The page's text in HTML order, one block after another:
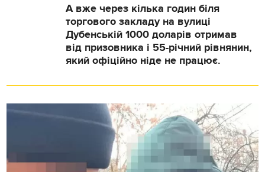
А вже через кілька годин біля
торгового закладу на вулиці
Дубенській 1000 доларів отримав
від призовника і 55-річний рівнянин,
який офіційно ніде не працює.